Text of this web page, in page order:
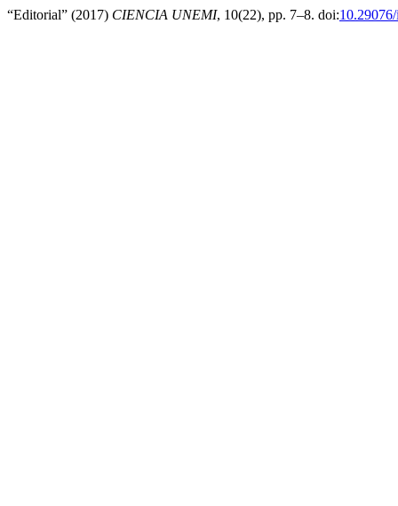
“Editorial” (2017) CIENCIA UNEMI, 10(22), pp. 7–8. doi: